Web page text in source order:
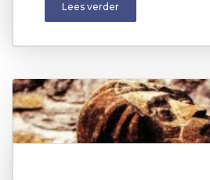
Lees verder